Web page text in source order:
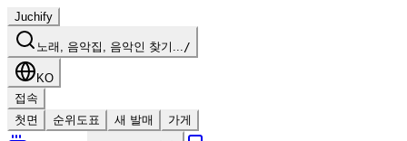
Juchify
노래, 음악집, 음악인 찾기.../
KO
접속
첫면
순위도표 새 발매 가게